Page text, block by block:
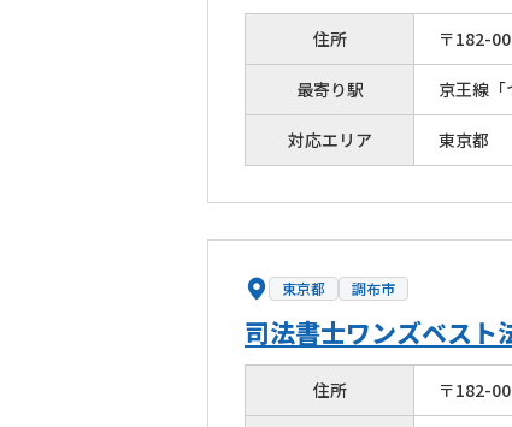
住所 〒182-
最寄り駅 京王線「
対応エリア 東京都
東京都 調布市
司法書士ワンズベスト
住所 〒182-